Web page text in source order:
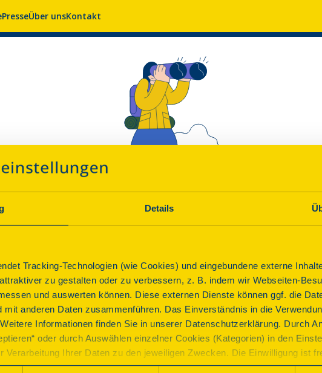
Details
Tracking-Technologien (wie Cookies) und eingebundene externe
zu gestalten oder zu verbessern, z. B. indem wir Webseiten-
und auswerten können. Diese externen Dienste können ggf. die
mit anderen Daten zusammenführen. Das Einverständnis in die
Informationen finden Sie in unserer Datenschutzerklärung. Durch
oder durch Auswählen einzelner Cookies (Kategorien) in den
Verarbeitung Ihrer Daten zu den jeweiligen Zwecken. Die Einwilligung ist
erforderlich und kann jederzeit aktualisiert oder widerrufen werden. Wenn
PresseÜber unsKontakt
Oh nein!
Seite wurde nicht gefunden. Bitte verwenden Sie die neue